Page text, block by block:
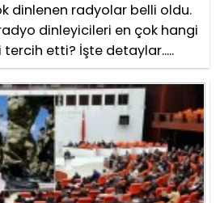
dinlenen radyolar belli oldu.
dinleyicileri en çok hangi
etti? İşte detaylar.....